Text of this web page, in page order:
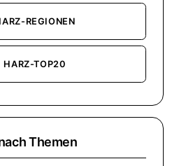
REGIONEN
HARZ-TOP20
Themen